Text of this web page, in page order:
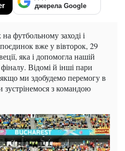
джерела Google
футбольному заході і
вже у вівторок, 29
яка і допомогла нашій
Відомі й інші пари
ми здобудемо перемогу в
з командою